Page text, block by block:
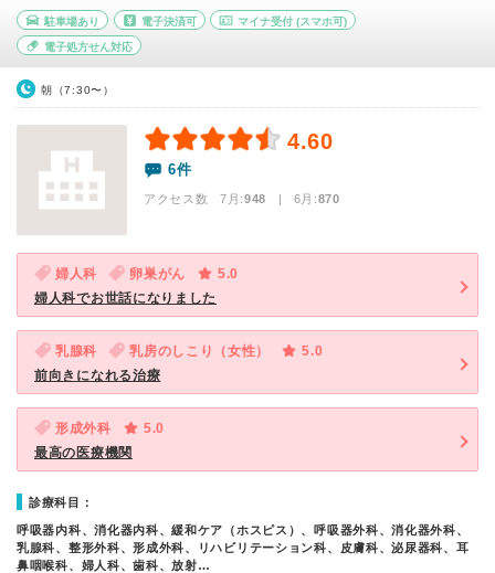
駐車場あり 電子決済可 マイナ受付 (スマホ可)
電子処方せん対応
朝（7:30〜）
4.60
6件
アクセス数 7月:948 | 6月:870
婦人科 卵巣がん
5.0
婦人科でお世話になりました
乳腺科 乳房のしこり（女性）
5.0
前向きになれる治療
形成外科
5.0
最高の医療機関
診療科目：
呼吸器内科、消化器内科、緩和ケア（ホスピス）、呼吸器外科、消化器外科、
乳腺科、整形外科、形成外科、リハビリテーション科、皮膚科、泌尿器科、耳
鼻咽喉科、婦人科、歯科、放射…